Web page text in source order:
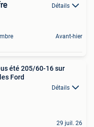
Détails
Avant-hier
été 205/60-16 sur
Ford
Détails
29 juil. 26